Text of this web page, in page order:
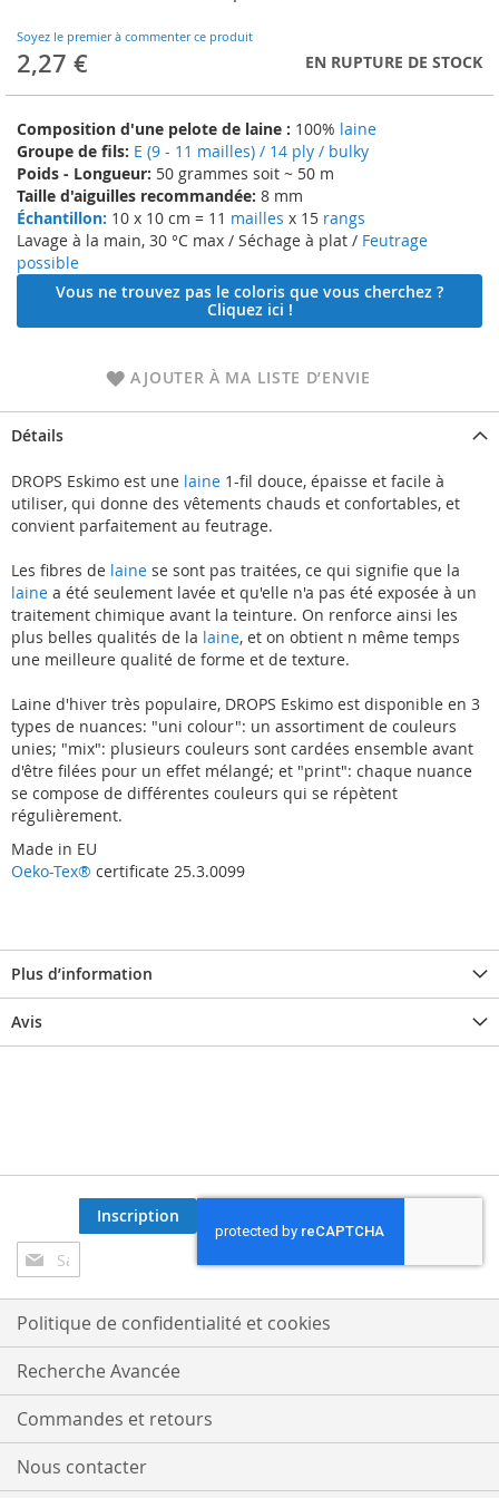
Soyez le premier à commenter ce produit
2,27 € EN RUPTURE DE STOCK
Composition d'une pelote de laine : 100% laine
Groupe de fils: E (9 - 11 mailles) / 14 ply / bulky
Poids - Longueur: 50 grammes soit ~ 50 m
Taille d'aiguilles recommandée: 8 mm
Échantillon: 10 x 10 cm = 11 mailles x 15 rangs
Lavage à la main, 30 °C max / Séchage à plat / Feutrage
possible
Vous ne trouvez pas le coloris que vous cherchez ?
Cliquez ici !
AJOUTER À MA LISTE D’ENVIE
beginning
of
the
gallery
Détails
DROPS Eskimo est une laine 1-fil douce, épaisse et facile à
utiliser, qui donne des vêtements chauds et confortables, et
convient parfaitement au feutrage.
Les fibres de laine se sont pas traitées, ce qui signifie que la
laine a été seulement lavée et qu'elle n'a pas été exposée à un
traitement chimique avant la teinture. On renforce ainsi les
plus belles qualités de la laine, et on obtient n même temps
une meilleure qualité de forme et de texture.
Laine d'hiver très populaire, DROPS Eskimo est disponible en 3
types de nuances: "uni colour": un assortiment de couleurs
unies; "mix": plusieurs couleurs sont cardées ensemble avant
d'être filées pour un effet mélangé; et "print": chaque nuance
se compose de différentes couleurs qui se répètent
régulièrement.
Made in EU
Oeko-Tex® certificate 25.3.0099
Plus d’information
Avis
Inscription
à
notre
lettre
d’information
:
Inscription
Politique de confidentialité et cookies
Recherche Avancée
Commandes et retours
Nous contacter